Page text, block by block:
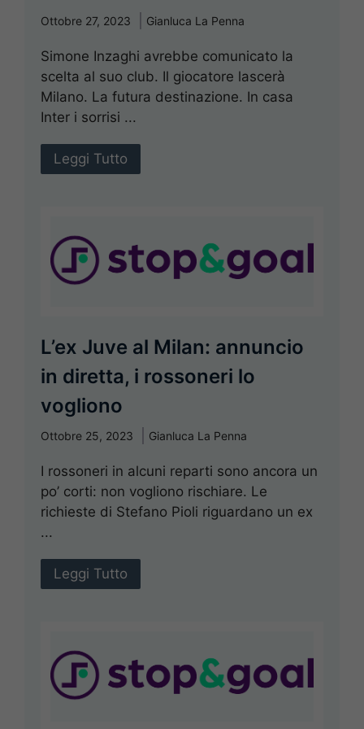
Ottobre 27, 2023 Gianluca La Penna
Simone Inzaghi avrebbe comunicato la
scelta al suo club. Il giocatore lascerà
Milano. La futura destinazione. In casa
Inter i sorrisi ...
Leggi Tutto
L’ex Juve al Milan: annuncio
in diretta, i rossoneri lo
vogliono
Ottobre 25, 2023 Gianluca La Penna
I rossoneri in alcuni reparti sono ancora un
po’ corti: non vogliono rischiare. Le
richieste di Stefano Pioli riguardano un ex
...
Leggi Tutto